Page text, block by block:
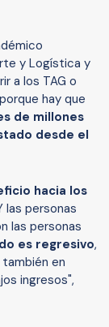
y Logística y
a los TAG o
hay que
de millones
desde el
hacia los
las personas
las personas
es regresivo,
en
ingresos",